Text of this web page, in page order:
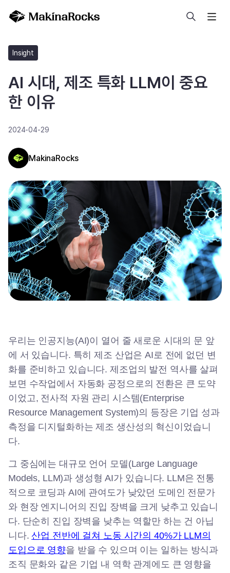
Insight
AI 시대, 제조 특화 LLM이 중요
한 이유
2024-04-29
MakinaRocks
우리는 인공지능(AI)이 열어 줄 새로운 시대의 문 앞
에 서 있습니다. 특히 제조 산업은 AI로 전에 없던 변
화를 준비하고 있습니다. 제조업의 발전 역사를 살펴
보면 수작업에서 자동화 공정으로의 전환은 큰 도약
이었고, 전사적 자원 관리 시스템(Enterprise
Resource Management System)의 등장은 기업 성과
측정을 디지털화하는 제조 생산성의 혁신이었습니
다.
그 중심에는 대규모 언어 모델(Large Language
Models, LLM)과 생성형 AI가 있습니다. LLM은 전통
적으로 코딩과 AI에 관여도가 낮았던 도메인 전문가
와 현장 엔지니어의 진입 장벽을 크게 낮추고 있습니
다. 단순히 진입 장벽을 낮추는 역할만 하는 건 아닙
니다.산업 전반에 걸쳐 노동 시간의 40%가 LLM의
도입으로 영향을 받을 수 있으며 이는 일하는 방식과
조직 문화와 같은 기업 내 역학 관계에도 큰 영향을